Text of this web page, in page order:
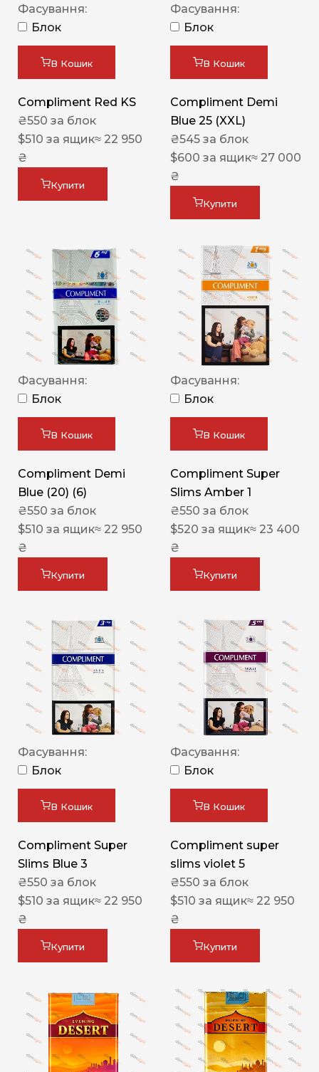
Фасування:
Блок
В Кошик
Compliment Red KS
₴550 за блок
$510 за ящик≈ 22 950
₴
Купити
Фасування:
Блок
В Кошик
Compliment Demi
Blue 25 (XXL)
₴545 за блок
$600 за ящик≈ 27 000
₴
Купити
Фасування:
Блок
В Кошик
Compliment Demi
Blue (20) (6)
₴550 за блок
$510 за ящик≈ 22 950
₴
Купити
Фасування:
Блок
В Кошик
Compliment Super
Slims Amber 1
₴550 за блок
$520 за ящик≈ 23 400
₴
Купити
Фасування:
Блок
В Кошик
Compliment Super
Slims Blue 3
₴550 за блок
$510 за ящик≈ 22 950
₴
Купити
Фасування:
Блок
В Кошик
Compliment super
slims violet 5
₴550 за блок
$510 за ящик≈ 22 950
₴
Купити